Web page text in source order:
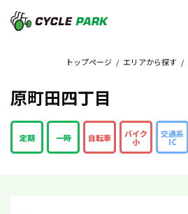
トップページ / エリアから探す /
原町田四丁目
定期 一時 自転車 バイク
小
交通系
IC